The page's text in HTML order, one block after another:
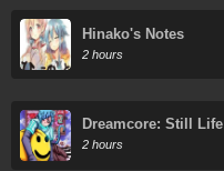
Hinako's Notes
2 hours
Dreamcore: Still Life
2 hours